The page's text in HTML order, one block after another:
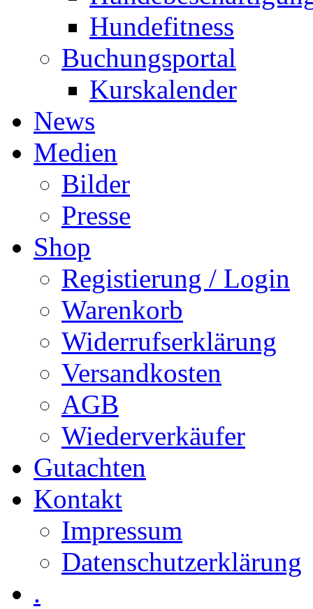
Hundefitness
Buchungsportal
Kurskalender
News
Medien
Bilder
Presse
Shop
Registierung / Login
Warenkorb
Widerrufserklärung
Versandkosten
AGB
Wiederverkäufer
Gutachten
Kontakt
Impressum
Datenschutzerklärung
.